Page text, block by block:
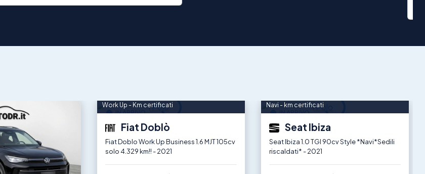
IN ARRIVO
Work Up - Km certificati
Fiat Doblò
Fiat Doblo Work Up Business 1.6 MJT 105cv
solo 4.329 km!! - 2021
IN ARRIVO
Navi - km certificati
Seat Ibiza
Seat Ibiza 1.0 TGI 90cv Style *Navi*Sedili
riscaldati* - 2021